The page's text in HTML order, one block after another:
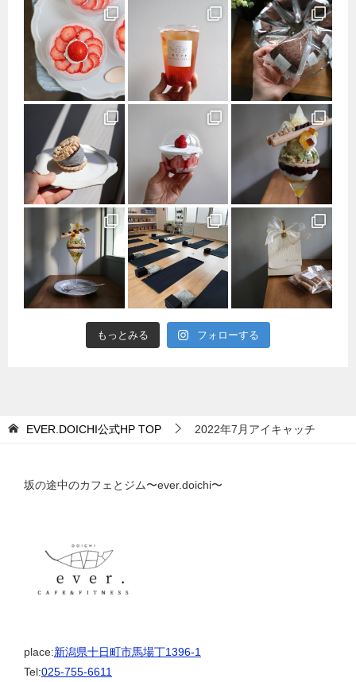
もっとみる フォローする
EVER.DOICHI公式HP TOP 2022年7月アイキャッチ
坂の途中のカフェとジム〜ever.doichi〜
place:新潟県十日町市馬場丁1396-1
Tel:025-755-6611